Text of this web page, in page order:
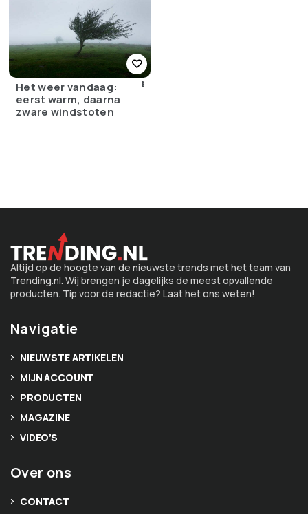
Het weer vandaag:
eerst warm, daarna
zware windstoten
Altijd op de hoogte van de nieuwste trends met het team van
Trending.nl. Wij brengen je dagelijks de meest opvallende
producten. Tip voor de redactie? Laat het ons weten!
Navigatie
NIEUWSTE ARTIKELEN
MIJN ACCOUNT
PRODUCTEN
MAGAZINE
VIDEO’S
Over ons
CONTACT